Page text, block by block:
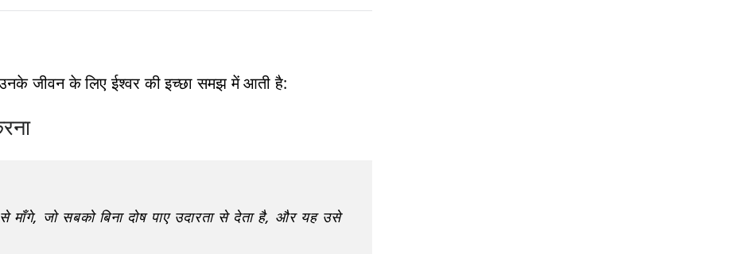
जीवन के लिए ईश्वर की इच्छा समझ में आती है:
माँगे, जो सबको बिना दोष पाए उदारता से देता है, और यह उसे